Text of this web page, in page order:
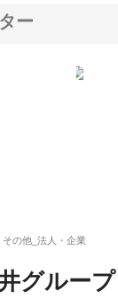
ー
その他_法人・企業
グループ